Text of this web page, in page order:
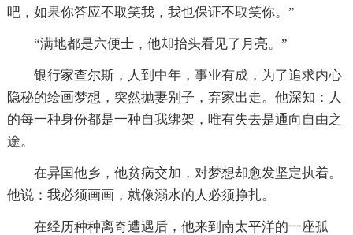
吧，如果你答应不取笑我，我也保证不取笑你。”
“满地都是六便士，他却抬头看见了月亮。”
银行家查尔斯，人到中年，事业有成，为了追求内心
隐秘的绘画梦想，突然抛妻别子，弃家出走。他深知：人
的每一种身份都是一种自我绑架，唯有失去是通向自由之
途。
在异国他乡，他贫病交加，对梦想却愈发坚定执着。
他说：我必须画画，就像溺水的人必须挣扎。
在经历种种离奇遭遇后，他来到南太平洋的一座孤